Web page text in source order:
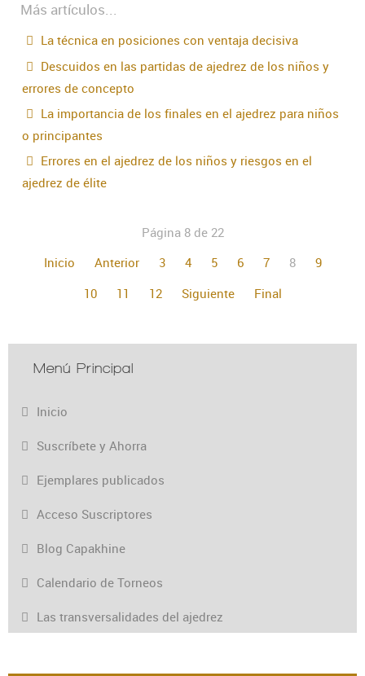
Más artículos...
La técnica en posiciones con ventaja decisiva
Descuidos en las partidas de ajedrez de los niños y
errores de concepto
La importancia de los finales en el ajedrez para niños
o principantes
Errores en el ajedrez de los niños y riesgos en el
ajedrez de élite
Página 8 de 22
Inicio
Anterior 3 4 5 6 7 8
9
10
11 12 Siguiente Final
Menú Principal
Inicio
Suscríbete y Ahorra
Ejemplares publicados
Acceso Suscriptores
Blog Capakhine
Calendario de Torneos
Las transversalidades del ajedrez